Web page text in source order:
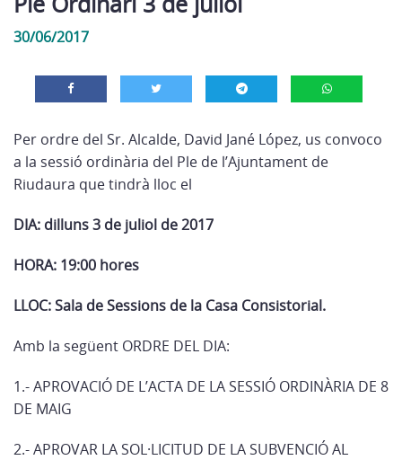
30/06/2017
Per ordre del Sr. Alcalde, David Jané López, us convoco
a la sessió ordinària del Ple de l’Ajuntament de
Riudaura que tindrà lloc el
DIA: dilluns 3 de juliol de 2017
HORA: 19:00 hores
LLOC: Sala de Sessions de la Casa Consistorial.
Amb la següent ORDRE DEL DIA:
1.- APROVACIÓ DE L’ACTA DE LA SESSIÓ ORDINÀRIA DE 8
DE MAIG
2.- APROVAR LA SOL·LICITUD DE LA SUBVENCIÓ AL